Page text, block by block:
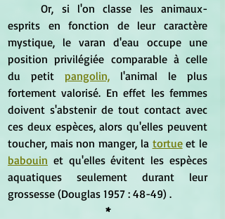
	Or, si l'on classe les animaux-
esprits en fonction de leur caractère
mystique, le varan d'eau occupe une
position privilégiée comparable à celle
du petit pangolin, l'animal le plus
fortement valorisé. En effet les femmes
doivent s'abstenir de tout contact avec
ces deux espèces, alors qu'elles peuvent
toucher, mais non manger, la tortue
babouin et qu'elles évitent les espèces
aquatiques seulement durant leur
grossesse (Douglas 1957 : 48-49) .
*